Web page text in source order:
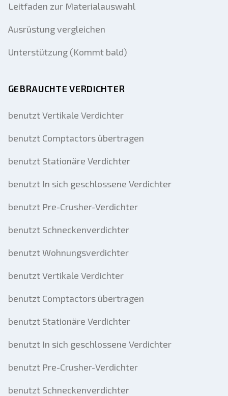
Leitfaden zur Materialauswahl
Ausrüstung vergleichen
Unterstützung (Kommt bald)
GEBRAUCHTE VERDICHTER
benutzt Vertikale Verdichter
benutzt Comptactors übertragen
benutzt Stationäre Verdichter
benutzt In sich geschlossene Verdichter
benutzt Pre-Crusher-Verdichter
benutzt Schneckenverdichter
benutzt Wohnungsverdichter
benutzt Vertikale Verdichter
benutzt Comptactors übertragen
benutzt Stationäre Verdichter
benutzt In sich geschlossene Verdichter
benutzt Pre-Crusher-Verdichter
benutzt Schneckenverdichter